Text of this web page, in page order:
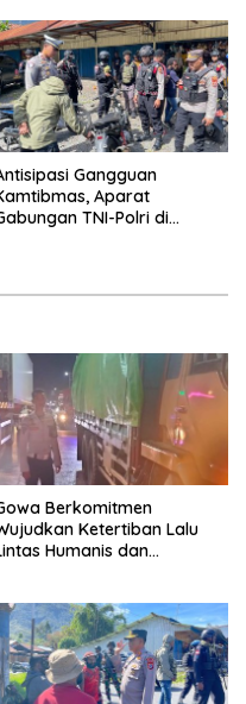
Gangguan
Aparat
TNI-Polri di
Berkomitmen
Ketertiban Lalu
Humanis dan